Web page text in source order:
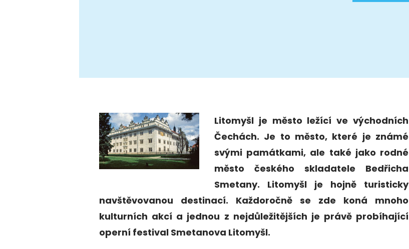
Litomyšl je město ležící ve východních
Čechách. Je to město, které je známé
svými památkami, ale také jako rodné
město českého skladatele Bedřicha
Smetany. Litomyšl je hojně turisticky
navštěvovanou destinací. Každoročně se zde koná mnoho
kulturních akcí a jednou z nejdůležitějších je právě probíhající
operní festival Smetanova Litomyšl.